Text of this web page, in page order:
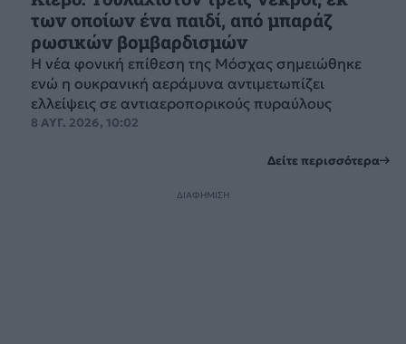
των οποίων ένα παιδί, από μπαράζ
ρωσικών βομβαρδισμών
Η νέα φονική επίθεση της Μόσχας σημειώθηκε
ενώ η ουκρανική αεράμυνα αντιμετωπίζει
ελλείψεις σε αντιαεροπορικούς πυραύλους
8 ΑΥΓ. 2026, 10:02
Δείτε περισσότερα
ΔΙΑΦΗΜΙΣΗ